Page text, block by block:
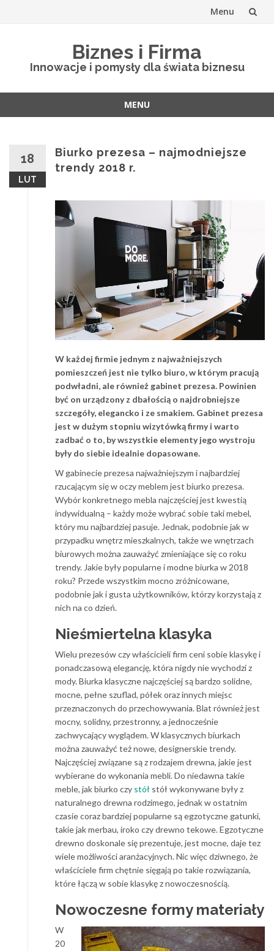
Menu
Biznes i Firma
Innowacje i pomysły dla świata biznesu
MENU
18
LUT
Biurko prezesa – najmodniejsze
trendy 2018 r.
W każdej firmie jednym z najważniejszych
pomieszczeń jest nie tylko biuro, w którym pracują
podwładni, ale również gabinet prezesa. Powinien
być on urządzony z dbałością o najdrobniejsze
szczegóły, elegancko i ze smakiem. Gabinet prezesa
jest w dużym stopniu wizytówką firmy i warto
zadbać o to, by wszystkie elementy jego wystroju
były do siebie idealnie dopasowane.
W gabinecie prezesa najważniejszym i najbardziej
rzucającym się w oczy meblem jest biurko prezesa.
Wybór konkretnego mebla najczęściej jest kwestią
indywidualną – każdy może wybrać sobie taki mebel,
który mu najbardziej pasuje. Jednak, podobnie jak w
przypadku wnętrz mieszkalnych, także we wnętrzach
biurowych można zauważyć zmieniające się co roku
trendy. Jakie były popularne i modne biurka w 2018
roku? Przede wszystkim mocno zróżnicowane,
podobnie jak i gusta użytkowników, którzy korzystają z
nich na co dzień.
Nieśmiertelna klasyka
Wielu prezesów czy właścicieli firm ceni sobie klasykę i
ponadczasową elegancję, która nigdy nie wychodzi z
mody. Biurka klasyczne najczęściej są bardzo solidne,
mocne, pełne szuflad, półek oraz innych miejsc
przeznaczonych do przechowywania. Blat również jest
mocny, solidny, przestronny, a jednocześnie
zachwycający wyglądem. W klasycznych biurkach
można zauważyć też nowe, designerskie trendy.
Najczęściej związane są z rodzajem drewna, jakie jest
wybierane do wykonania mebli. Do niedawna takie
meble, jak biurko czy stół stół wykonywane były z
naturalnego drewna rodzimego, jednak w ostatnim
czasie coraz bardziej popularne są egzotyczne gatunki,
takie jak merbau, iroko czy drewno tekowe. Egzotyczne
drewno doskonale się prezentuje, jest mocne, daje tez
wiele możliwości aranżacyjnych. Nic więc dziwnego, że
właściciele firm chętnie sięgają po takie rozwiązania,
które łączą w sobie klasykę z nowoczesnością.
Nowoczesne formy materiały
W
20